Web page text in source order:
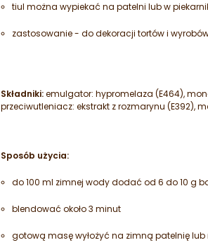
tiul można wypiekać na patelni lub w
zastosowanie - do dekoracji tortów i
Składniki:emulgator: hypromelaza (E464),
przeciwutleniacz: ekstrakt z rozmarynu (E392),
Sposób użycia:
do 100 ml zimnej wody dodać od 6 do 10 g
blendować około 3 minut
gotową masę wyłożyć na zimną patelnię